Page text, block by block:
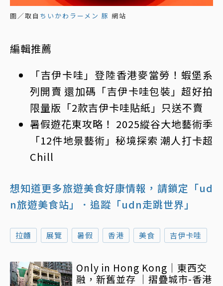
圖／取自 ちいかわラーメン 豚 網站
編輯推薦
「吉伊卡哇 」登陸香港麥當勞！蝦堡系
列開賣 還加碼「吉伊卡哇包裝」超好拍
限量版「2款吉伊卡哇貼紙」只送不賣
暑假遊花東攻略！ 2025縱谷大地藝術季
「12件地景藝術」秘境探索 潮人打卡超
Chill
想知道更多旅遊美食好康情報，請鎖定「ud
n旅遊美食站」
．追蹤「udn走跳世界」
拉麵 展覽 暑假 香港 美食 吉伊卡哇
Only in Hong Kong｜東西交
融，新舊並存 ｜摺疊城市-香港